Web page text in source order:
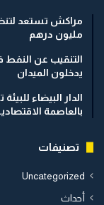
مليون درهم
التنقيب عن
يدخلون الميدان
الدار البيضاء
بالعاصمة
تصنيفات
Uncategorized
أحداث